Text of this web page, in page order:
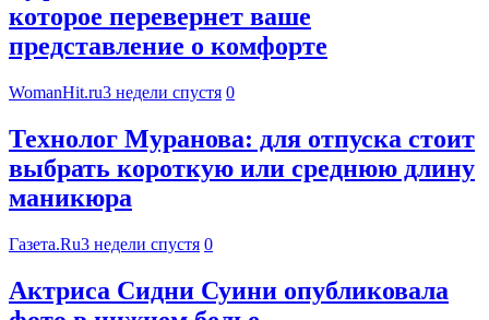
которое перевернет ваше
представление о комфорте
WomanHit.ru3 недели спустя 0
Технолог Муранова: для отпуска стоит
выбрать короткую или среднюю длину
маникюра
Газета.Ru3 недели спустя 0
Актриса Сидни Суини опубликовала